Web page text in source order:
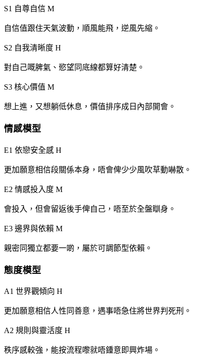
S1 自尊自信 M
自信值跟住天氣波動，順風能飛，逆風先縮。
S2 自我清晰度 H
對自己嘅脾氣、慾望同底線都算好清楚。
S3 核心價值 M
想上進，又想躺低休息，價值排序成日內部開會。
情感模型
E1 依戀安全感 H
更加願意相信段關係本身，唔會俾少少風吹草動嚇散。
E2 情感投入度 M
會投入，但會留返後手俾自己，唔至於全盤瞓身。
E3 邊界與依賴 M
親密同獨立都要一啲，屬於可調節型依賴。
態度模型
A1 世界觀傾向 H
更加願意相信人性同善意，遇事唔急住將世界判死刑。
A2 規則與靈活度 H
秩序感較強，能按流程嚟就唔鍾意即興炸場。